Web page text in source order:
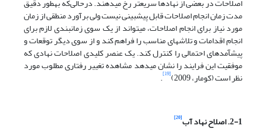
اصلاحات در بعضی از نهادها سریع‏تر رخ می‏دهند. درحالی‌که به‏طور دقیق
مدت زمان انجام اصلاحات قابل پیش‏بینی نیست ولی برآورد منطقی از زمان
مورد نیاز برای انجام اصلاحات، می‏تواند از یک سوی زمان‏بندی لازم برای
انجام اقدامات و تلاش‏های مناسب را فراهم کند و از سوی دیگر توقعات و
پیش‏آمدهای احتمالی را کنترل کند. یک عنصر کلیدی اصلاحات نهادی که
موفقیت این فرایند را نشان می‏دهد مشاهده تغییر رفتاری مطلوب مورد
نظر است (کومار، 2009) [19]
.
2-1. اصلاح نهاد آب [20]